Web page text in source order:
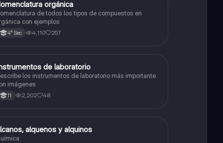
Química orgánica
de todos los tipos de compuestos en
con ejemplos
4° Sec 4,110 257
Química de laboratorio
los instrumentos de laboratorio más importante
imágenes
11 2,202 48
Química alquenos y alquinos